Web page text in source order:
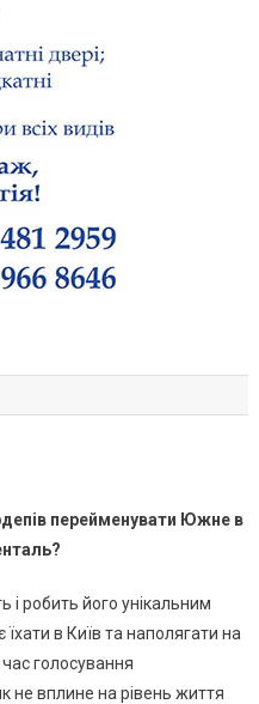
перейменувати Южне в
і робить його унікальним
в Київ та наполягати на
час голосування
не вплине на рівень життя